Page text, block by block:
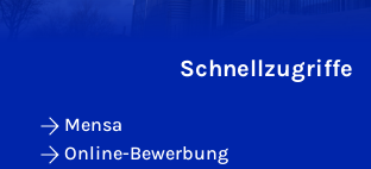
Schnellzugriffe
Mensa
Online-Bewerbung